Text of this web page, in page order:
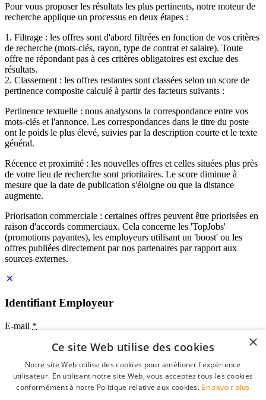
Pour vous proposer les résultats les plus pertinents, notre moteur de
recherche applique un processus en deux étapes :
1. Filtrage : les offres sont d'abord filtrées en fonction de vos critères
de recherche (mots-clés, rayon, type de contrat et salaire). Toute
offre ne répondant pas à ces critères obligatoires est exclue des
résultats.
2. Classement : les offres restantes sont classées selon un score de
pertinence composite calculé à partir des facteurs suivants :
Pertinence textuelle : nous analysons la correspondance entre vos
mots-clés et l'annonce. Les correspondances dans le titre du poste
ont le poids le plus élevé, suivies par la description courte et le texte
général.
Récence et proximité : les nouvelles offres et celles situées plus près
de votre lieu de recherche sont prioritaires. Le score diminue à
mesure que la date de publication s'éloigne ou que la distance
augmente.
Priorisation commerciale : certaines offres peuvent être priorisées en
raison d'accords commerciaux. Cela concerne les 'TopJobs'
(promotions payantes), les employeurs utilisant un 'boost' ou les
offres publiées directement par nos partenaires par rapport aux
sources externes.
Identifiant Employeur
E-mail *
Mot de passe
se souvenir de moi
mot de passe oublié?
×
Ce site Web utilise des cookies
Notre site Web utilise des cookies pour améliorer l'expérience
utilisateur. En utilisant notre site Web, vous acceptez tous les cookies
conformément à notre Politique relative aux cookies. En savoir plus